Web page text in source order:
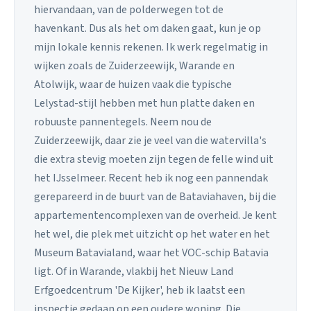
hiervandaan, van de polderwegen tot de
havenkant. Dus als het om daken gaat, kun je op
mijn lokale kennis rekenen. Ik werk regelmatig in
wijken zoals de Zuiderzeewijk, Warande en
Atolwijk, waar de huizen vaak die typische
Lelystad-stijl hebben met hun platte daken en
robuuste pannentegels. Neem nou de
Zuiderzeewijk, daar zie je veel van die watervilla's
die extra stevig moeten zijn tegen de felle wind uit
het IJsselmeer. Recent heb ik nog een pannendak
gerepareerd in de buurt van de Bataviahaven, bij die
appartementencomplexen van de overheid. Je kent
het wel, die plek met uitzicht op het water en het
Museum Batavialand, waar het VOC-schip Batavia
ligt. Of in Warande, vlakbij het Nieuw Land
Erfgoedcentrum 'De Kijker', heb ik laatst een